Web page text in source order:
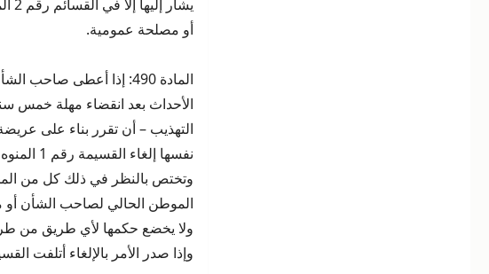
أو مصلحة عمومية.
المادة 490: إذا أعطى
الأحداث بعد انقضاء مهلة خمس
التهذيب – أن تقرر بناء على
نفسها إلغاء القسيمة رقم 1 المنوه بها عن التدبير.
وتختص بالنظر في ذلك كل من
الموطن الحالي لصاحب الشأن أو
ولا يخضع حكمها لأي طريق من
وإذا صدر الأمر بالإلغاء أتلفت القسيمة رقم 1